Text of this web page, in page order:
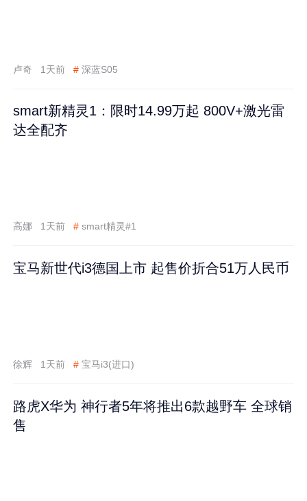
卢奇 1天前 # 深蓝S05
smart新精灵1：限时14.99万起 800V+激光雷
达全配齐
高娜 1天前 # smart精灵#1
宝马新世代i3德国上市 起售价折合51万人民币
徐辉 1天前 # 宝马i3(进口)
路虎X华为 神行者5年将推出6款越野车 全球销
售